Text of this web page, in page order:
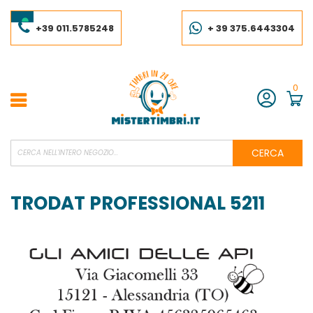
al
contenuto+39 011.5785248 + 39 375.6443304
Account
0
CERCA
TRODAT PROFESSIONAL 5211